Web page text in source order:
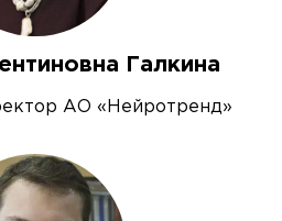
Галкина
АО «Нейротренд»